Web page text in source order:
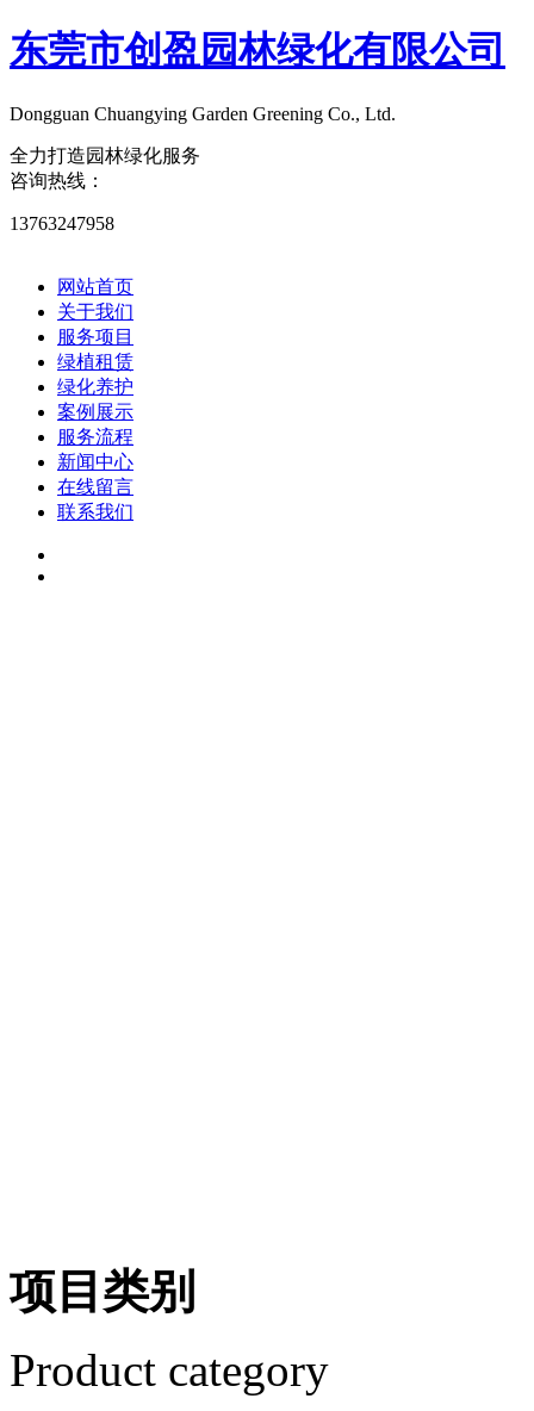
东莞市创盈园林绿化有限公司
Dongguan Chuangying Garden Greening Co., Ltd.​
全力打造园林绿化服务
咨询热线：
13763247958
网站首页
关于我们
服务项目
绿植租赁
绿化养护
案例展示
服务流程
新闻中心
在线留言
联系我们
项目类别
Product category